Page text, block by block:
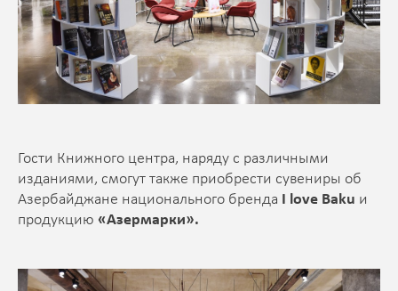
Гости Книжного центра, наряду с различными
изданиями, смогут также приобрести сувениры об
Азербайджане национального бренда I love Baku и
продукцию «Азермарки».